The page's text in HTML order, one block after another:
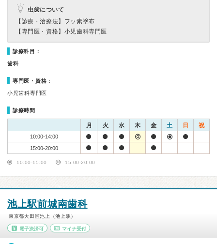
虫歯について
【診療・治療法】 フッ素塗布
【専門医・資格】 小児歯科専門医
診療科目：
歯科
専門医・資格：
小児歯科専門医
診療時間
月 火 水 木 金 土 日 祝
10:00-14:00
15:00-20:00
10:00-15:00 15:00-20:00
池上駅前城南歯科
東京都大田区池上（池上駅）
電子決済可 マイナ受付